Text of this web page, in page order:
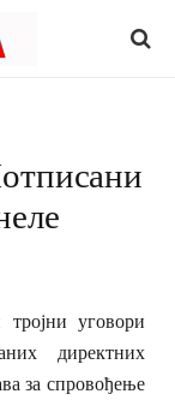
уговори
директних
за спровођење